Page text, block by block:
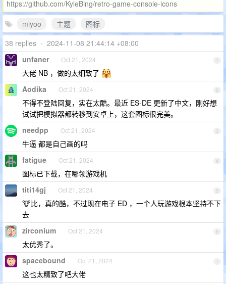
https://github.com/KyleBing/retro-game-console-icons
miyoo
主题
图标
38 replies • 2024-11-08 21:44:14 +08:00
1
unfaner Oct 21, 2024
大佬 NB ，做的太细致了
2
Aodika Oct 21, 2024
不得不登陆回复，实在太酷。最近 ES-DE 更新了中文，刚好想
试试把模拟器都转移到安卓上，这套图标很完美。
3
needpp Oct 21, 2024
牛逼 都是自己画的吗
4
fatigue Oct 21, 2024
图标已下载，在哪领游戏机
5
titi14gj Oct 21, 2024
🐮比，真的酷，不过现在电子 ED ，一个人玩游戏根本坚持不下
去
6
zirconium Oct 21, 2024
太优秀了。
7
spacebound Oct 21, 2024
这也太精致了吧大佬